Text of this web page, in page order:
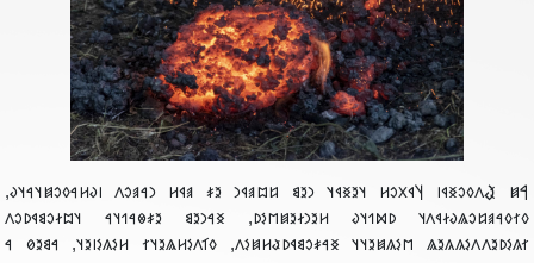
‮𐲀𐳯 𐲟𐳤𐳓𐳛𐳏𐳁𐳥 𐲦𐳁𐳂𐳛𐳢 𐳦𐳉𐳏𐳁𐳦 𐳙𐳉𐳘 𐳆𐳪𐳠𐳁𐳙 𐳉𐳎 𐳠𐳁𐳢 𐳙𐳀𐳠𐳛𐳤
𐳓𐳐𐳓𐳀𐳠𐳆𐳛𐳖𐳜𐳇𐳁𐳤𐳦 𐳚𐳫𐳒𐳦𐳜 𐳢𐳉𐳙𐳇𐳉𐳯𐳮𐳋𐳚, 𐳏𐳀𐳙𐳉𐳘 𐳉𐳎𐳌𐳀𐳒𐳦𐳀
𐳐𐳍𐳋𐳚𐳉𐳤𐳤𐳋𐳍𐳍𐳉𐳖 𐳮𐳋𐳍𐳯𐳉𐳦𐳦 𐳏𐳀𐳎𐳛𐳘𐳁𐳚𐳟𐳢𐳯𐳋𐳤, 𐳓𐳑𐳤𐳋𐳢𐳖𐳉𐳦𐳐 𐳢𐳋𐳍𐳋𐳥𐳉𐳦, 𐳀𐳘𐳉𐳗